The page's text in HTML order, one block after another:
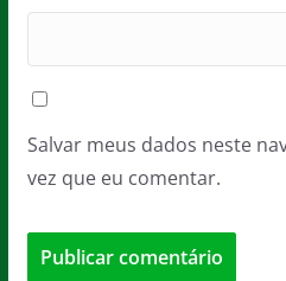
Salvar meus dados neste
vez que eu comentar.